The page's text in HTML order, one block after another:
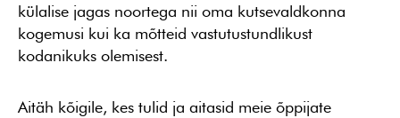
külalise jagas noortega nii oma kutsevaldkonna
kogemusi kui ka mõtteid vastutustundlikust
kodanikuks olemisest.
Aitäh kõigile, kes tulid ja aitasid meie õppijate